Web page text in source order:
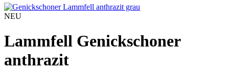
NEU
Lammfell Genickschoner
anthrazit